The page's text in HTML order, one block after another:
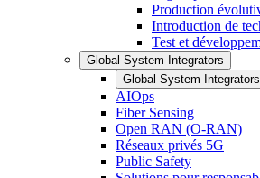
Production
Introduction de
Test et
Global System Integrators
Global System Integrators
AIOps
Fiber Sensing
Open RAN (O-RAN)
Réseaux privés 5G
Public Safety